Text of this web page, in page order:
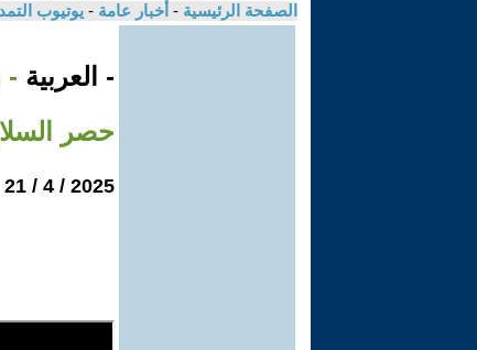
الصفحة الرئيسية - أخبار عامة - يوتيوب
- العربية -
حصر
2025 / 4 / 21